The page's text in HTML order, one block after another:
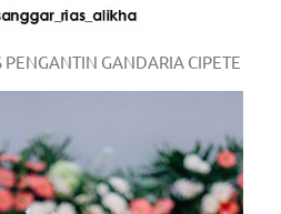
GANDARIA CIPETE